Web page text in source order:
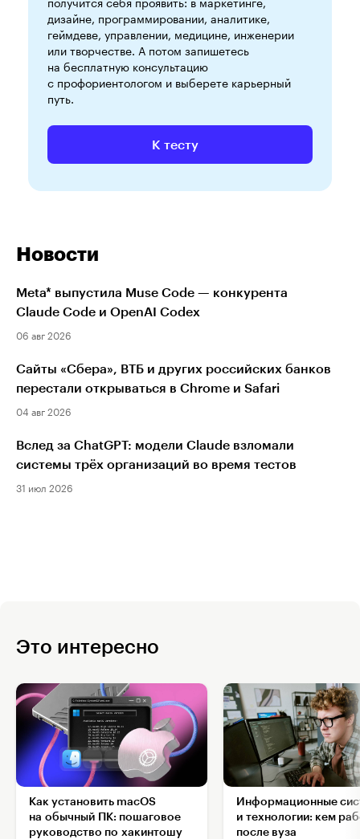
дизайне, программировании, аналитике,
геймдеве, управлении, медицине, инженерии
или творчестве. А потом запишетесь
на бесплатную консультацию
с профориентологом и выберете карьерный
путь.
К тесту
Новости
Meta* выпустила Muse Code — конкурента
Claude Code и OpenAI Codex
06 авг 2026
Сайты «Сбера», ВТБ и других российских банков
перестали открываться в Chrome и Safari
04 авг 2026
Вслед за ChatGPT: модели Claude взломали
системы трёх организаций во время тестов
31 июл 2026
Это интересно
Как установить macOS
на обычный ПК: пошаговое
руководство по хакинтошу
Информационные
и технологии: кем
после вуза